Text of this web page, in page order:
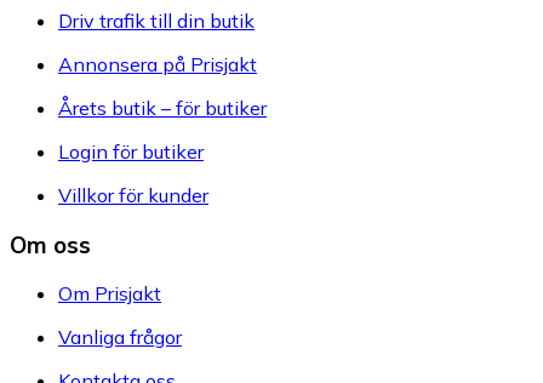
Driv trafik till din butik
Annonsera på Prisjakt
Årets butik – för butiker
Login för butiker
Villkor för kunder
Om oss
Om Prisjakt
Vanliga frågor